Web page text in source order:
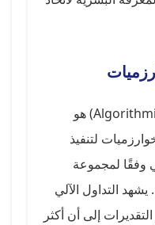
التداول الآلي (Algorithmic Trading) هو
لتنفيذ
وفقًا لمجموعة
التداول الآلي
إلى أن أكثر